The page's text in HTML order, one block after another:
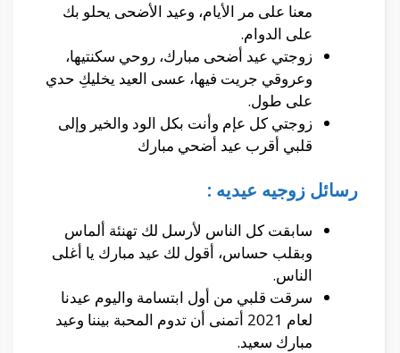
معنا على مر الأيام، وعيد الأضحى يحلو بك
على الدوام.
زوجتي عيد أضحى مبارك، روحي سكنتيها،
وعروقي جريت فيها، عسى العيد يخليكِ حدي
على طول.
زوجتي كل عإم وأنت بكل الود والخير وإلى
قلبي أقرب عيد أضحي مبارك
رسائل زوجيه عيديه :
سابقت كل الناس لأرسل لك تهنئة ألماس
وبقلب حساس، أقول لك عيد مبارك يا أغلى
الناس.
سرقت قلبي من أول ابتسامة واليوم عيدنا
لعام 2021 أتمنى أن تدوم المحبة بيننا وعيد
مبارك سعيد.